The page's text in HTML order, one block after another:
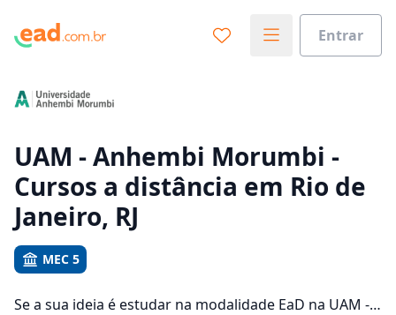
Entrar
UAM - Anhembi Morumbi -
Cursos a distância em Rio de
Janeiro, RJ
MEC 5
Se a sua ideia é estudar na modalidade EaD na UAM -